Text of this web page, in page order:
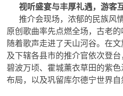
视听盛宴与丰厚礼遇，游客
推介会现场，浓郁的民族风
原创歌曲率先点燃全场，古老
随着歌声走进了天山河谷。在
及下辖各县市的推介官依次登
碧波万顷、霍城薰衣草田的紫
布局，以及巩留库尔德宁世界自